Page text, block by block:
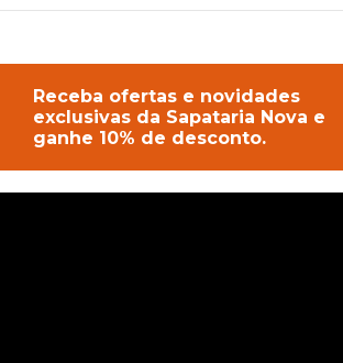
Receba ofertas e novidades
exclusivas da Sapataria Nova e
ganhe 10% de desconto.